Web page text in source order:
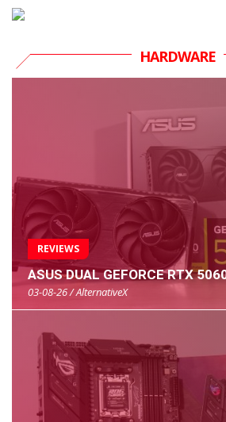
HARDWARE
REVIEWS
ASUS DUAL GEFORCE RTX
03-08-26 / AlternativeX